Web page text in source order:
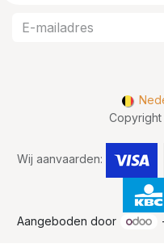
Wij aanvaarden:
Aangeboden door